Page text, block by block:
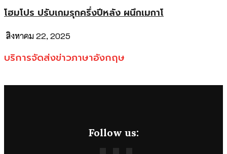
โฮมโปร ปรับเกมรุกครึ่งปีหลัง ผนึกเมกาโ
สิงหาคม 22, 2025
บริการจัดส่งข่าวภาษาอังกฤษ
Follow us: